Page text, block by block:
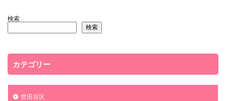
検索
検索
カテゴリー
世田谷区